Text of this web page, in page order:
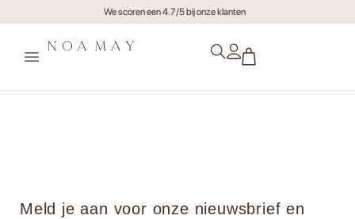
We scoren een 4.7/5 bij onze klanten
Meld je aan voor onze nieuwsbrief en